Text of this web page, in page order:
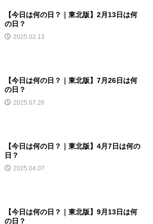
【今日は何の日？｜東北版】2月13日は何
の日？
2025.02.13
【今日は何の日？｜東北版】7月26日は何
の日？
2025.07.26
【今日は何の日？｜東北版】4月7日は何の
日？
2025.04.07
【今日は何の日？｜東北版】9月13日は何
の日？